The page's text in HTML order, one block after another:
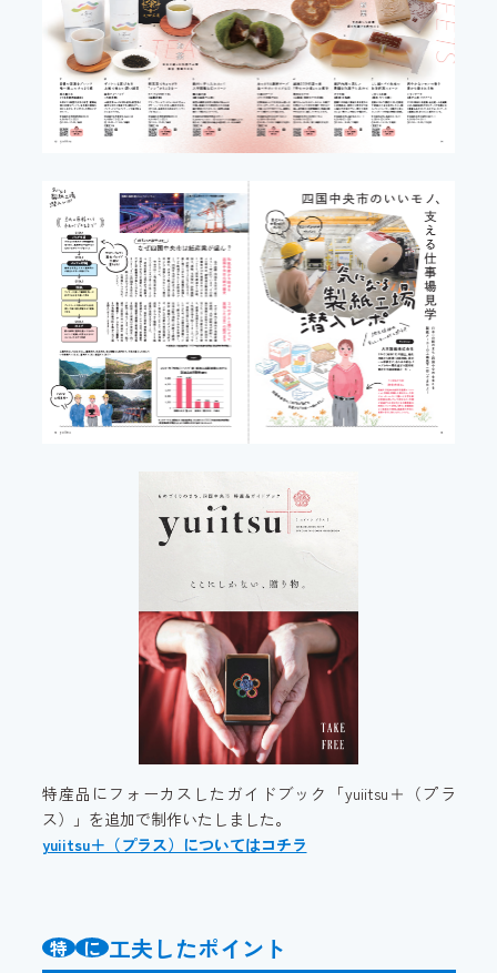
特産品にフォーカスしたガイドブック「yuiitsu＋（プラ
ス）」を追加で制作いたしました。
yuiitsu＋（プラス）についてはコチラ
特 に 工夫したポイント